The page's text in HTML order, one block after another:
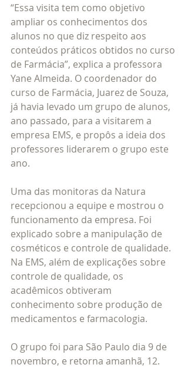
“Essa visita tem como objetivo
ampliar os conhecimentos dos
alunos no que diz respeito aos
conteúdos práticos obtidos no curso
de Farmácia”, explica a professora
Yane Almeida. O coordenador do
curso de Farmácia, Juarez de Souza,
já havia levado um grupo de alunos,
ano passado, para a visitarem a
empresa EMS, e propôs a ideia dos
professores liderarem o grupo este
ano.
Uma das monitoras da Natura
recepcionou a equipe e mostrou o
funcionamento da empresa. Foi
explicado sobre a manipulação de
cosméticos e controle de qualidade.
Na EMS, além de explicações sobre
controle de qualidade, os
acadêmicos obtiveram
conhecimento sobre produção de
medicamentos e farmacologia.
O grupo foi para São Paulo dia 9 de
novembro, e retorna amanhã, 12.